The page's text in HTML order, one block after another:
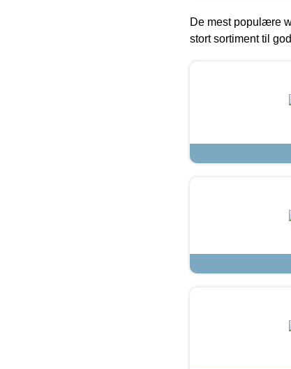
De mest populære
stort sortiment til